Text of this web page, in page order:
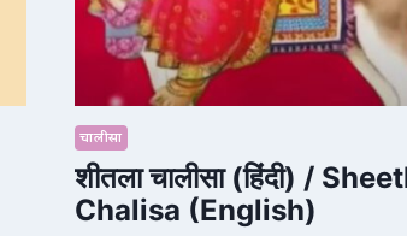
चालीसा
शीतला चालीसा (हिंदी) /
Chalisa (English)